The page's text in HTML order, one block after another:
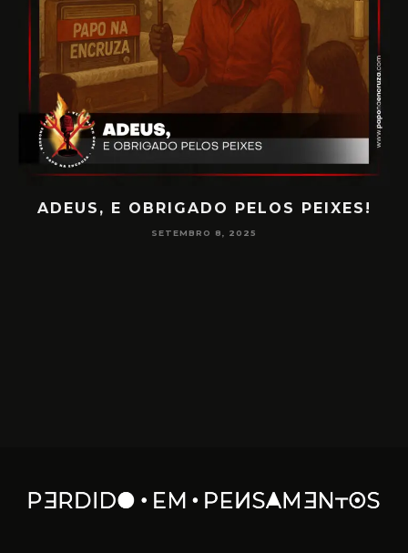
ADEUS, E OBRIGADO PELOS PEIXES!
SETEMBRO 8, 2025